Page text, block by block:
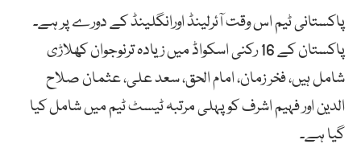
پاکستانی ٹیم اس وقت آئرلینڈ اورانگلینڈ کے دورے پر ہے۔
پاکستان کے 16 رکنی اسکواڈ میں زیادہ ترنوجوان کھلاڑی
شامل ہیں، فخر زمان، امام الحق، سعد علی، عثمان صلاح
الدین اور فہیم اشرف کو پہلی مرتبہ ٹیسٹ ٹیم میں شامل کیا
گیا ہے۔